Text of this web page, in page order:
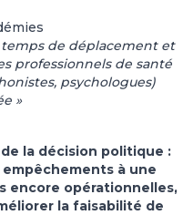
de déplacement et
professionnels de santé
psychologues)
»
la décision politique :
à une
encore opérationnelles,
la faisabilité de